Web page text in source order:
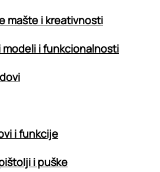
mašte i kreativnosti
modeli i funkcionalnosti
i funkcije
i puške